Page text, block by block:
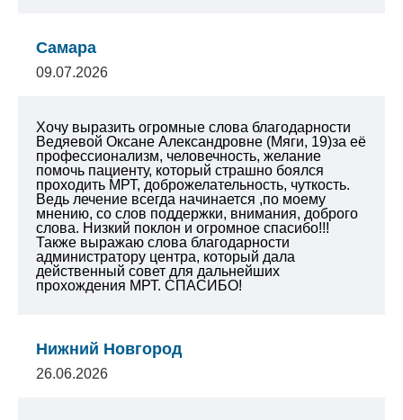
Самара
09.07.2026
Хочу выразить огромные слова благодарности
Ведяевой Оксане Александровне (Мяги, 19)за её
профессионализм, человечность, желание
помочь пациенту, который страшно боялся
проходить МРТ, доброжелательность, чуткость.
Ведь лечение всегда начинается ,по моему
мнению, со слов поддержки, внимания, доброго
слова. Низкий поклон и огромное спасибо!!!
Также выражаю слова благодарности
администратору центра, который дала
действенный совет для дальнейших
прохождения МРТ. СПАСИБО!
Нижний Новгород
26.06.2026